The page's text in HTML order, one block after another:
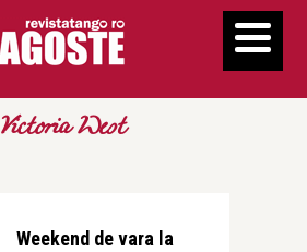
Victoria West
Weekend de vara la